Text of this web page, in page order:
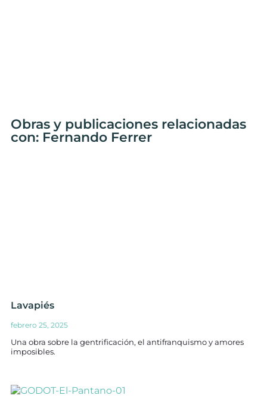
Obras y publicaciones relacionadas
con: Fernando Ferrer
Lavapiés
febrero 25, 2025
Una obra sobre la gentrificación, el antifranquismo y amores
imposibles.